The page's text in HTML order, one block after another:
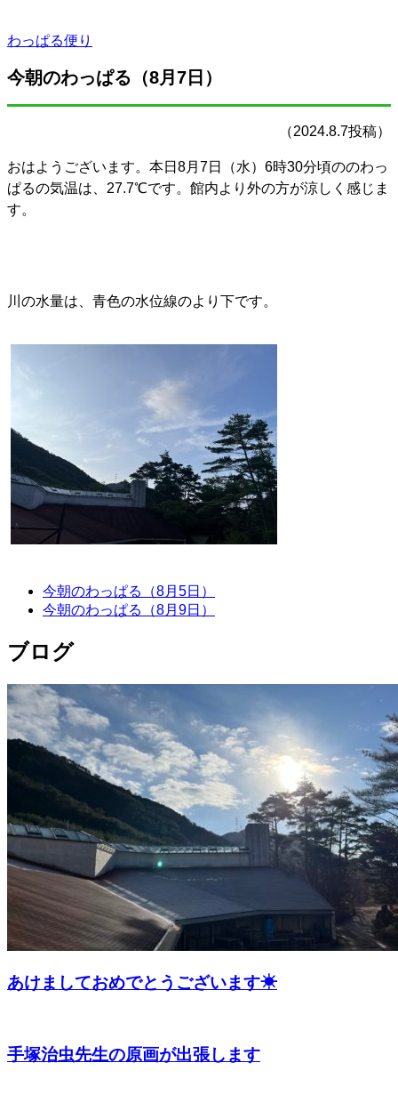
わっぱる便り
今朝のわっぱる（8月7日）
（2024.8.7投稿）
おはようございます。本日8月7日（水）6時30分頃ののわっ
ぱるの気温は、27.7℃です。館内より外の方が涼しく感じま
す。
川の水量は、青色の水位線のより下です。
今朝のわっぱる（8月5日）
今朝のわっぱる（8月9日）
ブログ
あけましておめでとうございます☀
手塚治虫先生の原画が出張します